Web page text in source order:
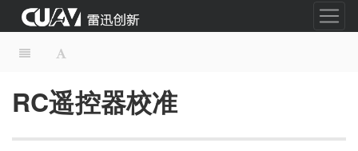
RC遥控器校准